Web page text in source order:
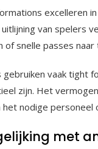
excelleren
uitlijning van spelers
of snelle passes
gebruiken vaak tight
zijn. Het
het nodige personeel
met